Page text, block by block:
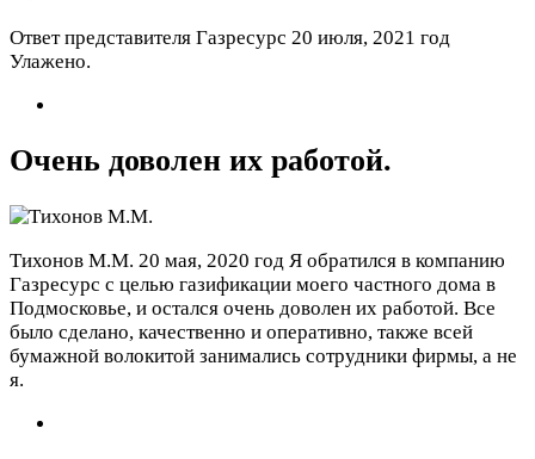
Ответ представителя Газресурс 20 июля, 2021 год
Улажено.
Очень доволен их работой.
Тихонов М.М. 20 мая, 2020 год Я обратился в компанию
Газресурс с целью газификации моего частного дома в
Подмосковье, и остался очень доволен их работой. Все
было сделано, качественно и оперативно, также всей
бумажной волокитой занимались сотрудники фирмы, а не
я.